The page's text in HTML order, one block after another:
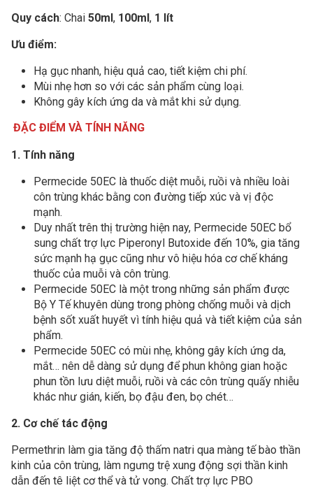
Quy cách: Chai 50ml, 100ml, 1 lít
Ưu điểm:
Hạ gục nhanh, hiệu quả cao, tiết kiệm chi phí.
Mùi nhẹ hơn so với các sản phẩm cùng loại.
Không gây kích ứng da và mắt khi sử dụng.
ĐẶC ĐIỂM VÀ TÍNH NĂNG
1. Tính năng
Permecide 50EC là thuốc diệt muỗi, ruồi và nhiều loài
côn trùng khác bằng con đường tiếp xúc và vị độc
mạnh.
Duy nhất trên thị trường hiện nay, Permecide 50EC bổ
sung chất trợ lực Piperonyl Butoxide đến 10%, gia tăng
sức mạnh hạ gục cũng như vô hiệu hóa cơ chế kháng
thuốc của muỗi và côn trùng.
Permecide 50EC là một trong những sản phẩm được
Bộ Y Tế khuyên dùng trong phòng chống muỗi và dịch
bệnh sốt xuất huyết vì tính hiệu quả và tiết kiệm của sản
phẩm.
Permecide 50EC có mùi nhẹ, không gây kích ứng da,
mắt… nên dễ dàng sử dụng để phun không gian hoặc
phun tồn lưu diệt muỗi, ruồi và các côn trùng quấy nhiễu
khác như gián, kiến, bọ đậu đen, bọ chét…
2. Cơ chế tác động
Permethrin làm gia tăng độ thấm natri qua màng tế bào thần
kinh của côn trùng, làm ngưng trệ xung động sợi thần kinh
dẫn đến tê liệt cơ thể và tử vong. Chất trợ lực PBO